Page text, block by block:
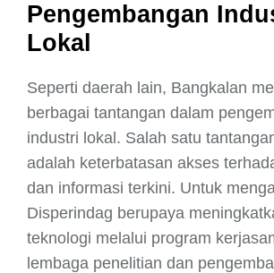
Pengembangan
Lokal
Seperti daerah lain, Bangkalan
berbagai tantangan dalam
industri lokal. Salah satu
adalah keterbatasan akses
dan informasi terkini. Untuk
Disperindag berupaya
teknologi melalui program
lembaga penelitian dan